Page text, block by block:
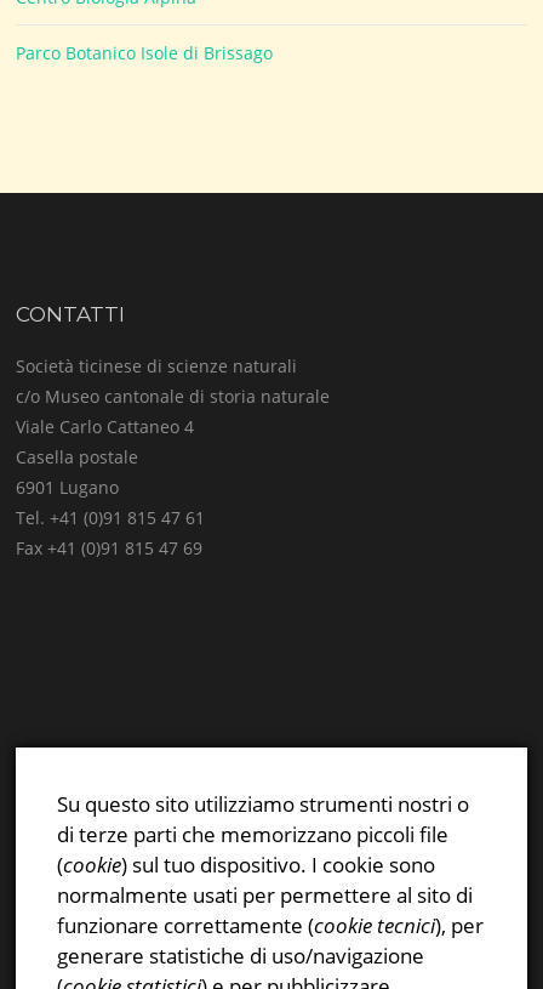
Parco Botanico Isole di Brissago
CONTATTI
Società ticinese di scienze naturali
c/o Museo cantonale di storia naturale
Viale Carlo Cattaneo 4
Casella postale
6901 Lugano
Tel. +41 (0)91 815 47 61
Fax +41 (0)91 815 47 69
Instagram
Privacy & Cookies Policy
Su questo sito utilizziamo strumenti nostri o
di terze parti che memorizzano piccoli file
(cookie) sul tuo dispositivo. I cookie sono
normalmente usati per permettere al sito di
funzionare correttamente (cookie tecnici), per
generare statistiche di uso/navigazione